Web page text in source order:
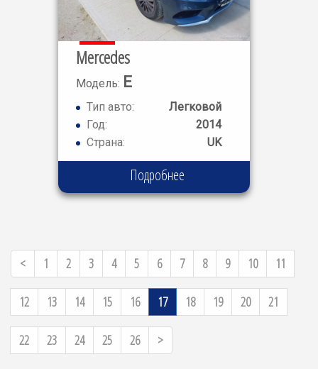
Mercedes
Модель: E
CLASS E220
Тип авто:
Легковой
Год:
2014
Страна:
UK
Подробнее
<Previous
1 2 3 4 5 6 7 8 9 10 11
12 13 14 15 16 17 18 19 20 21
22 23 24 25 26 >Next